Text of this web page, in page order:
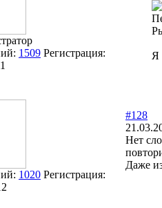
1509 Регистрация:
Я
1020 Регистрация:
#128
Нет
Даже